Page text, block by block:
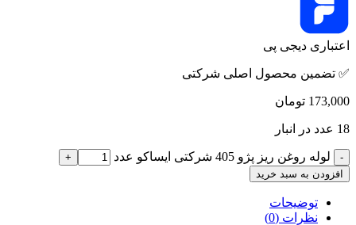
اعتباری دیجی پی
✅ تضمین محصول اصلی شرکتی
173,000 تومان
18 عدد در انبار
لوله روغن ریز پژو 405 شرکتی ایساکو عدد
افزودن به سبد خرید
توضیحات
نظرات (0)